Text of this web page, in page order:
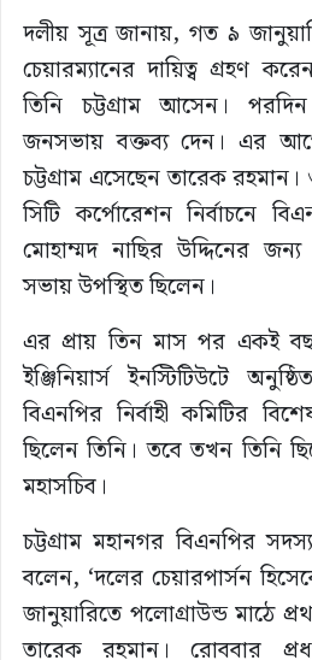
দলীয় সূত্র জানায়, গত ৯
চেয়ারম্যানের দায়িত্ব গ্রহণ
তিনি চট্টগ্রাম আসেন।
জনসভায় বক্তব্য দেন। এর
চট্টগ্রাম এসেছেন তারেক
সিটি কর্পোরেশন নির্বাচনে
মোহাম্মদ নাছির উদ্দিনের
সভায় উপস্থিত ছিলেন।
এর প্রায় তিন মাস পর একই
ইঞ্জিনিয়ার্স ইনস্টিটিউটে
বিএনপির নির্বাহী কমিটির
ছিলেন তিনি। তবে তখন তিনি
মহাসচিব।
চট্টগ্রাম মহানগর বিএনপির
বলেন, ‘দলের চেয়ারপার্সন
জানুয়ারিতে পলোগ্রাউন্ড মাঠে
তারেক রহমান। রোববার